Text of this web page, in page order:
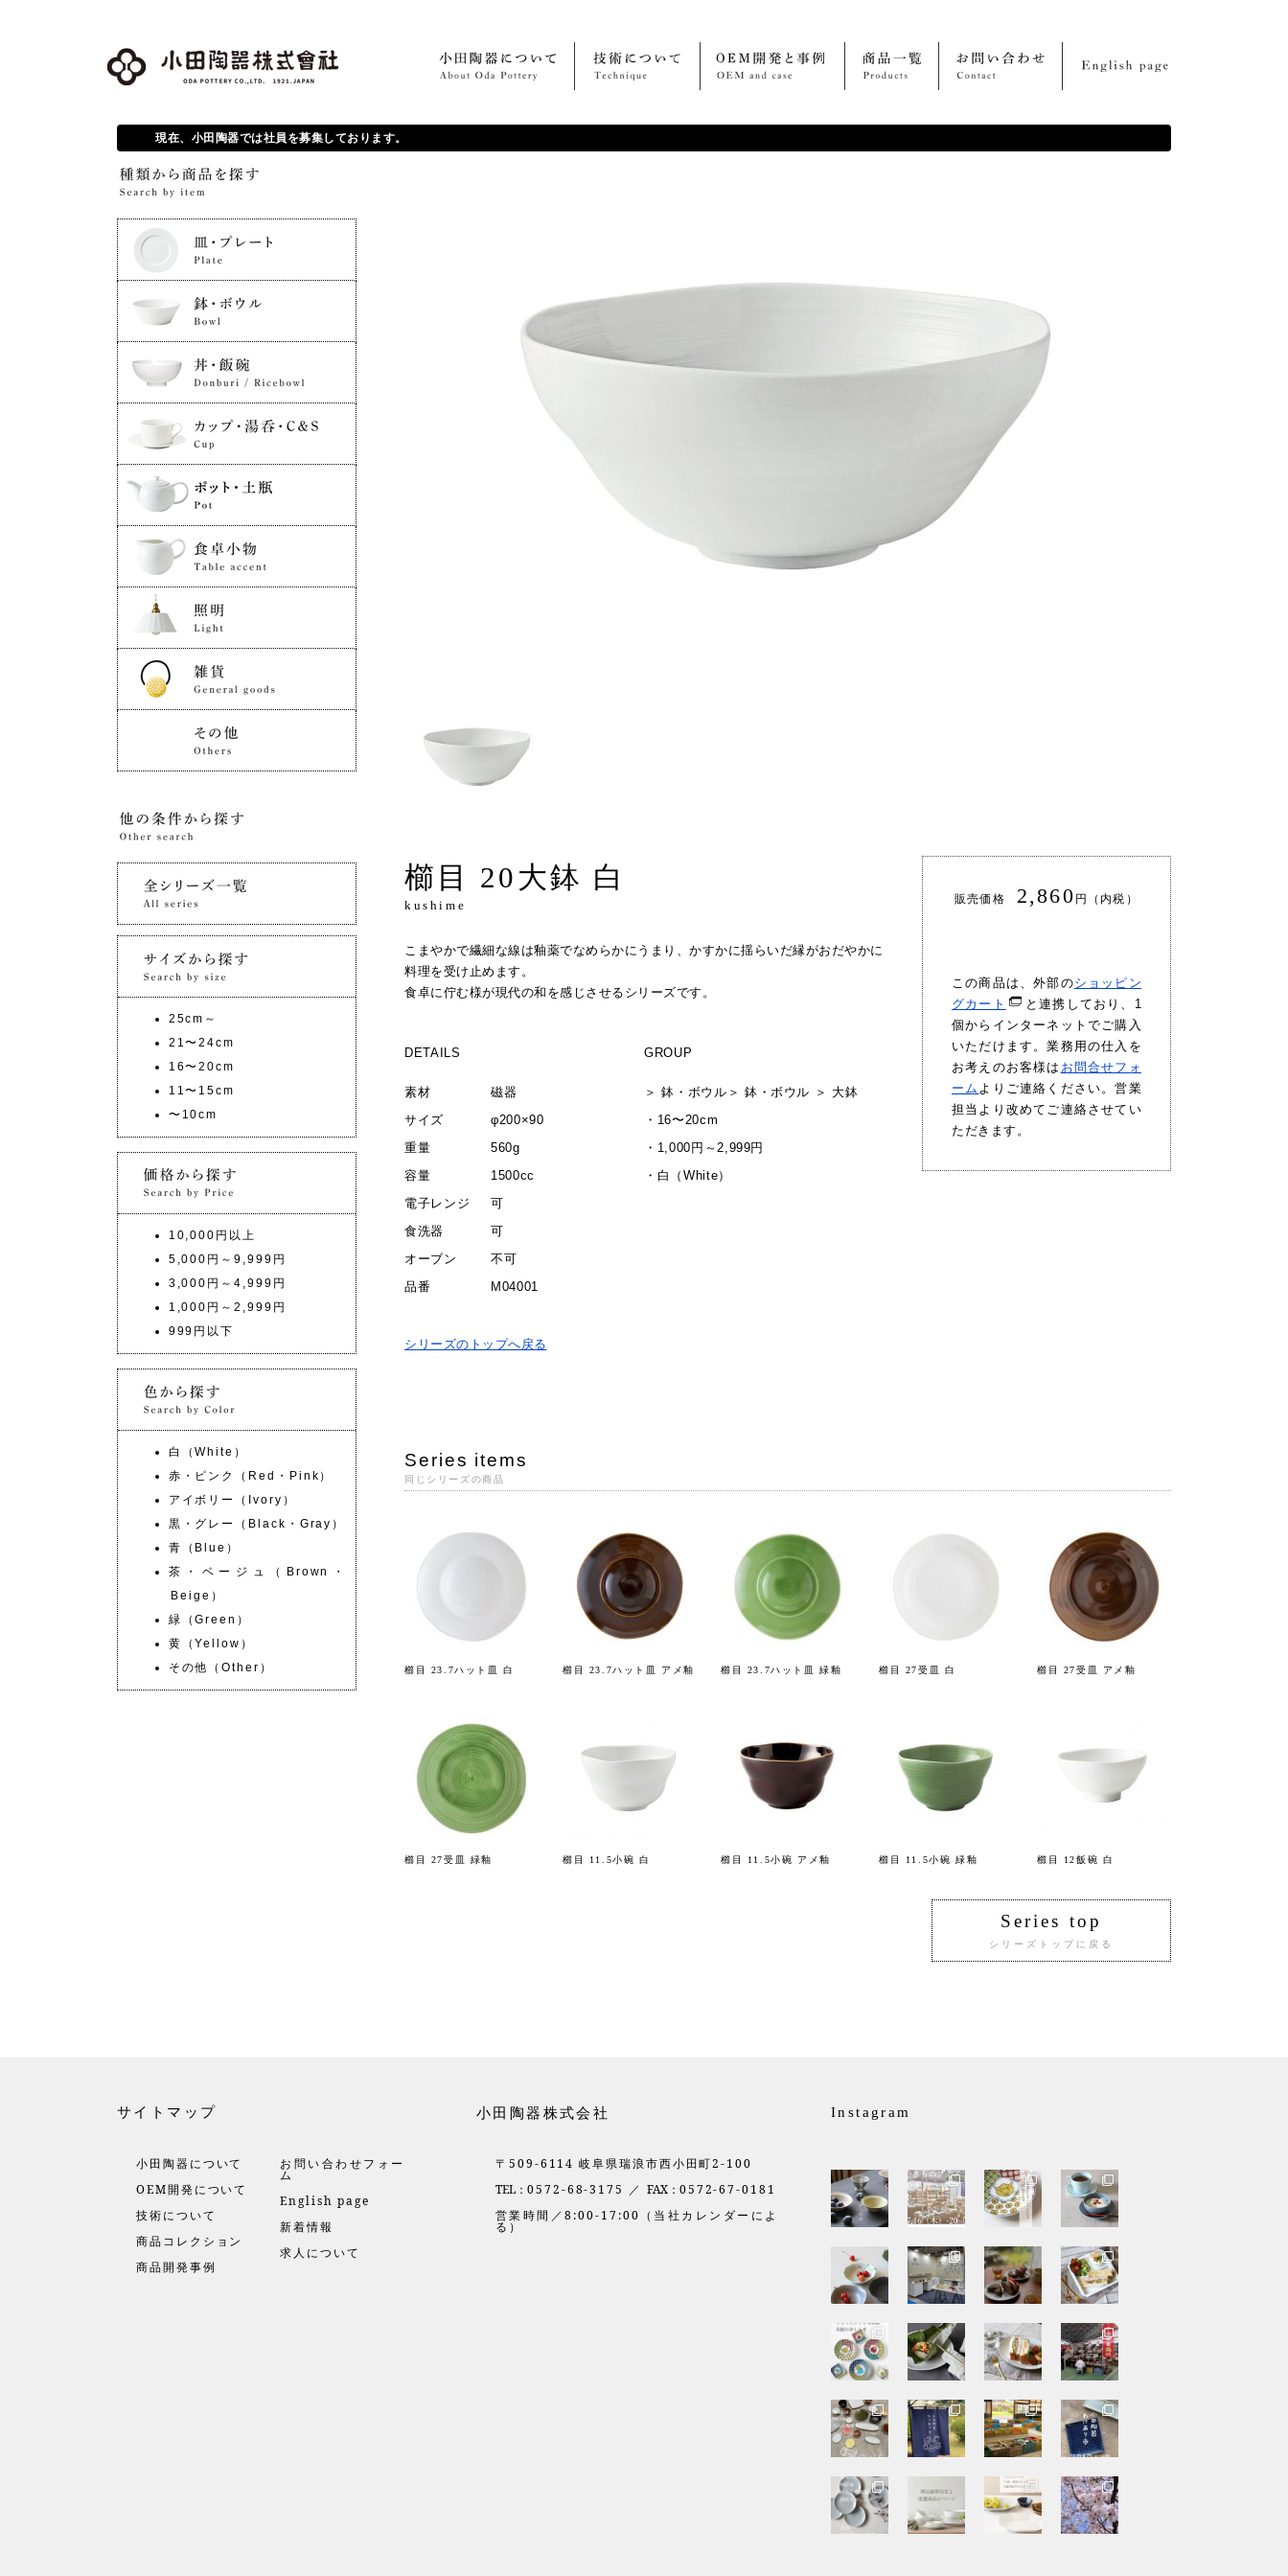
現在、小田陶器では社員を募集しております。
櫛目 20大鉢 白
kushime
こまやかで繊細な線は釉薬でなめらかにうまり、かすかに揺らいだ縁がおだやかに
料理を受け止めます。
食卓に佇む様が現代の和を感じさせるシリーズです。
DETAILS
素材
磁器
サイズ
φ200×90
重量
560g
容量
1500cc
電子レンジ
可
食洗器
可
オーブン
不可
品番
M04001
GROUP
＞鉢・ボウル ＞ 鉢・ボウル ＞ 大鉢
・ 16〜20cm
・ 1,000円～2,999円
・ 白（White）
販売価格 2,860 円（内税）
この商品は、外部のショッピン
グカート
と連携しており、1
個からインターネットでご購入
いただけます。業務用の仕入を
お考えのお客様は お問合せフォ
ーム よりご連絡ください。営業
担当より改めてご連絡させてい
ただきます。
シリーズのトップへ戻る
Series items
同じシリーズの商品
櫛目 23.7ハット皿 白 櫛目 23.7ハット皿 アメ釉 櫛目 23.7ハット皿 緑釉 櫛目 27受皿 白 櫛目 27受皿 アメ釉
櫛目 27受皿 緑釉 櫛目 11.5小碗 白 櫛目 11.5小碗 アメ釉 櫛目 11.5小碗 緑釉 櫛目 12飯碗 白
Series top
シリーズトップに戻る
25cm～
21〜24cm
16〜20cm
11〜15cm
〜10cm
10,000円以上
5,000円～9,999円
3,000円～4,999円
1,000円～2,999円
999円以下
白（White）
赤・ピンク（Red・Pink）
アイボリー（Ivory）
黒・グレー（Black・Gray）
青（Blue）
茶・ベージュ（Brown・
Beige）
緑（Green）
黄（Yellow）
その他（Other）
サイトマップ
小田陶器について
OEM開発について
技術について
商品コレクション
商品開発事例
お問い合わせフォー
ム
English page
新着情報
求人について
小田陶器株式会社
〒509-6114 岐阜県瑞浪市西小田町2-100
TEL： 0572-68-3175 ／ FAX： 0572-67-0181
営業時間／8:00-17:00（当社カレンダーによ
る）
Instagram